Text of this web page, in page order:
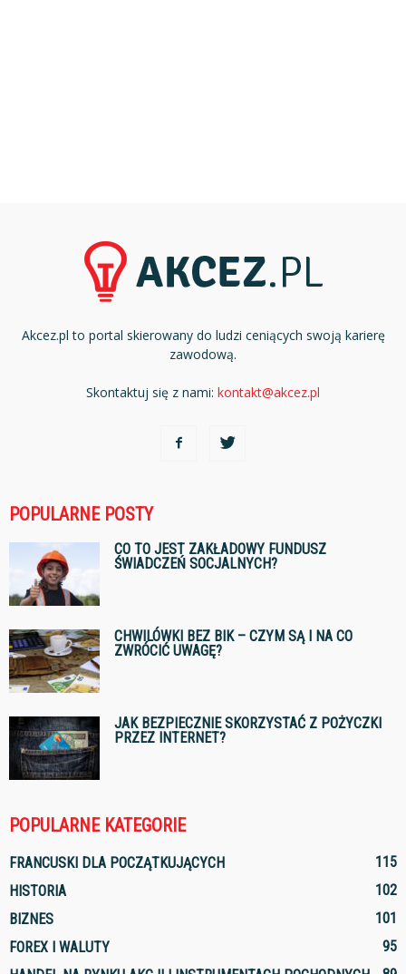
Akcez.pl to portal skierowany do ludzi ceniących swoją karierę
zawodową.
Skontaktuj się z nami: kontakt@akcez.pl
POPULARNE POSTY
CO TO JEST ZAKŁADOWY FUNDUSZ
ŚWIADCZEŃ SOCJALNYCH?
CHWILÓWKI BEZ BIK – CZYM SĄ I NA CO
ZWRÓCIĆ UWAGĘ?
JAK BEZPIECZNIE SKORZYSTAĆ Z POŻYCZKI
PRZEZ INTERNET?
POPULARNE KATEGORIE
FRANCUSKI DLA POCZĄTKUJĄCYCH
115
HISTORIA
102
BIZNES
101
FOREX I WALUTY
95